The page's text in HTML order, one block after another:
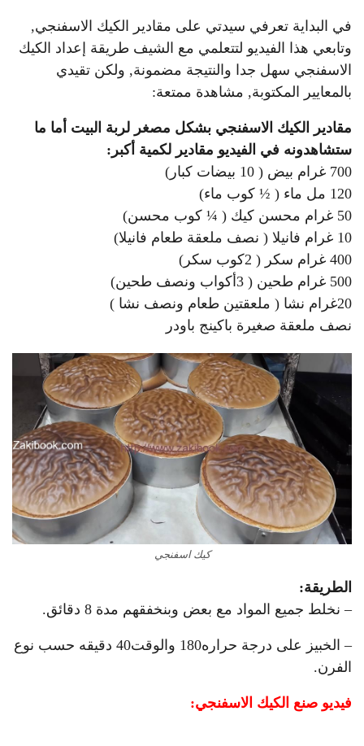
في البداية تعرفي سيدتي على مقادير الكيك الاسفنجي,
وتابعي هذا الفيديو لتتعلمي مع الشيف طريقة إعداد الكيك
الاسفنجي سهل جدا والنتيجة مضمونة, ولكن تقيدي
بالمعايير المكتوبة, مشاهدة ممتعة:
مقادير الكيك الاسفنجي بشكل مصغر لربة البيت أما ما
ستشاهدونه في الفيديو مقادير لكمية أكبر:
700 غرام بيض ( 10 بيضات كبار)
120 مل ماء ( ½ كوب ماء)
50 غرام محسن كيك ( ¼ كوب محسن)
10 غرام فانيلا ( نصف ملعقة طعام فانيلا)
400 غرام سكر ( 2كوب سكر)
500 غرام طحين ( 3أكواب ونصف طحين)
20غرام نشا ( ملعقتين طعام ونصف نشا )
نصف ملعقة صغيرة باكينج باودر
كيك اسفنجي
الطريقة:
– نخلط جميع المواد مع بعض وبنخفقهم مدة 8 دقائق.
– الخبيز على درجة حراره180 والوقت40 دقيقه حسب نوع
الفرن.
فيديو صنع الكيك الاسفنجي: